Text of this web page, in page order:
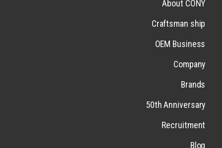
About CONY
Craftsman ship
OEM Business
Company
Brands
50th Anniversary
Recruitment
Blog